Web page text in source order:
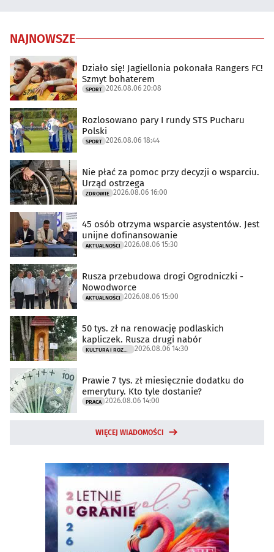
NAJNOWSZE
Działo się! Jagiellonia pokonała Rangers FC!
Szmyt bohaterem
SPORT 2026.08.06 20:08
Rozlosowano pary I rundy STS Pucharu
Polski
SPORT 2026.08.06 18:44
Nie płać za pomoc przy decyzji o wsparciu.
Urząd ostrzega
ZDROWIE 2026.08.06 16:00
45 osób otrzyma wsparcie asystentów. Jest
unijne dofinansowanie
AKTUALNOŚCI 2026.08.06 15:30
Rusza przebudowa drogi Ogrodniczki -
Nowodworce
AKTUALNOŚCI 2026.08.06 15:00
50 tys. zł na renowację podlaskich
kapliczek. Rusza drugi nabór
KULTURA I ROZRYWKA 2026.08.06 14:30
Prawie 7 tys. zł miesięcznie dodatku do
emerytury. Kto tyle dostanie?
PRACA 2026.08.06 14:00
WIĘCEJ WIADOMOŚCI